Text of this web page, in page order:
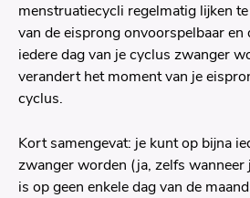
menstruatiecycli regelmatig lijken
van de eisprong onvoorspelbaar en
iedere dag van je cyclus zwanger
verandert het moment van je
cyclus.
Kort samengevat: je kunt op bijna
zwanger worden (ja, zelfs
is op geen enkele dag van de